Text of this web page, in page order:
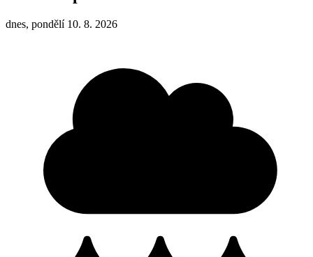
dnes, pondělí 10. 8. 2026